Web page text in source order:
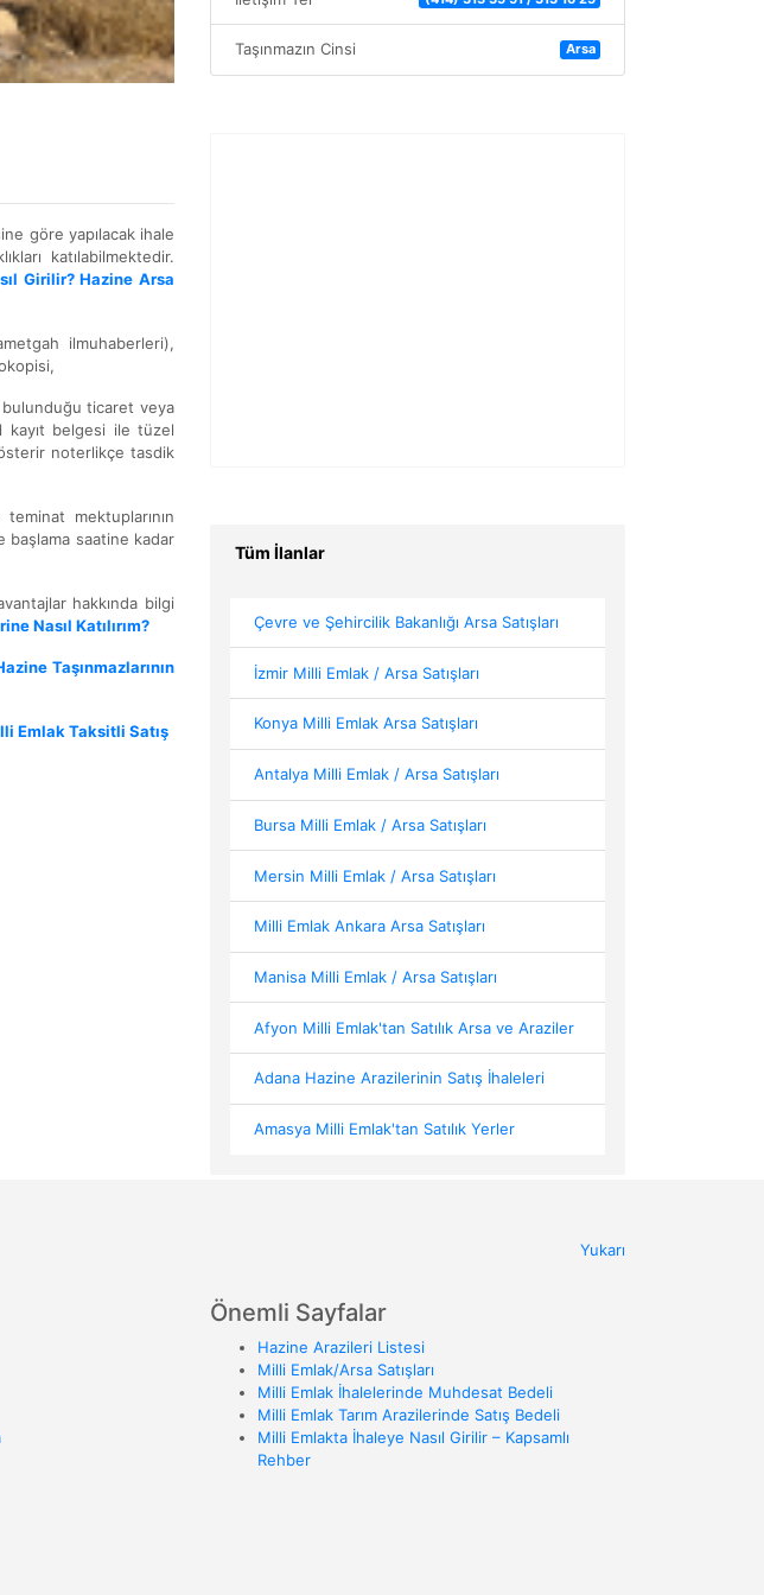
göre yapılacak ihale
katılabilmektedir.
Girilir? Hazine Arsa
ilmuhaberleri),
ticaret veya
kayıt belgesi ile tüzel
noterlikçe tasdik
mektuplarının
başlama saatine kadar
hakkında bilgi
Nasıl Katılırım?
Taşınmazlarının
Emlak Taksitli Satış
Taşınmazın Cinsi Arsa
Tüm İlanlar
Çevre ve Şehircilik Bakanlığı Arsa Satışları
İzmir Milli Emlak / Arsa Satışları
Konya Milli Emlak Arsa Satışları
Antalya Milli Emlak / Arsa Satışları
Bursa Milli Emlak / Arsa Satışları
Mersin Milli Emlak / Arsa Satışları
Milli Emlak Ankara Arsa Satışları
Manisa Milli Emlak / Arsa Satışları
Afyon Milli Emlak'tan Satılık Arsa ve Araziler
Adana Hazine Arazilerinin Satış İhaleleri
Amasya Milli Emlak'tan Satılık Yerler
Yukarı
Önemli Sayfalar
Hazine Arazileri Listesi
Milli Emlak/Arsa Satışları
Milli Emlak İhalelerinde Muhdesat Bedeli
Milli Emlak Tarım Arazilerinde Satış Bedeli
Milli Emlakta İhaleye Nasıl Girilir – Kapsamlı
Rehber